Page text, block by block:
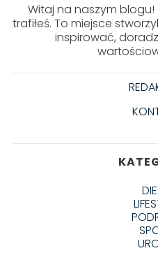
Witaj na naszym blogu!
trafiłeś. To miejsce
inspirować,